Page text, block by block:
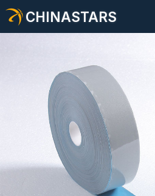
CHINASTARS
Reflektierendes Material /
Modischer reflektierender
Sicherheitskleidung
Im Dunkeln leuchtendes